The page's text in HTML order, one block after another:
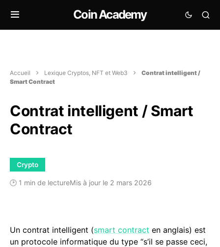
Coin Academy
Accueil Lexique Cryptos, NFT et Web3
Contrat intelligent /
Smart Contract
Contrat intelligent / Smart
Contract
Crypto
🕑 1 min de lectureMis à jour le 2 mars 2026
Un contrat intelligent (smart contract en anglais) est
un protocole informatique du type “s’il se passe ceci,